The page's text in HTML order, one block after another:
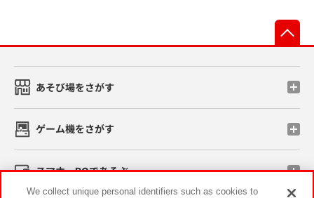
あそび場をさがす
ゲーム機をさがす
スマホ・PCであそぶ
We collect unique personal identifiers such as cookies to